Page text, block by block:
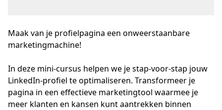
Maak van je profielpagina een onweerstaanbare
marketingmachine!
In deze mini-cursus helpen we je stap-voor-stap jouw
LinkedIn-profiel te optimaliseren. Transformeer je
pagina in een effectieve marketingtool waarmee je
meer klanten en kansen kunt aantrekken binnen